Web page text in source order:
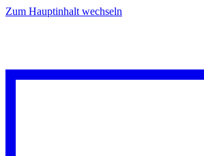
Zum Hauptinhalt wechseln